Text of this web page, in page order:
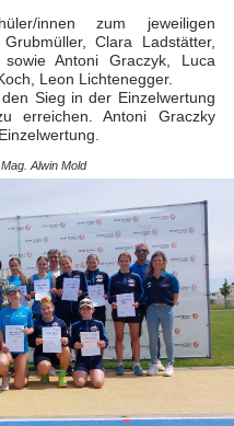
innen zum jeweiligen
Clara Ladstätter,
Antoni Graczyk, Luca
Leon Lichtenegger.
Sieg in der Einzelwertung
erreichen. Antoni Graczky
Alwin Mold